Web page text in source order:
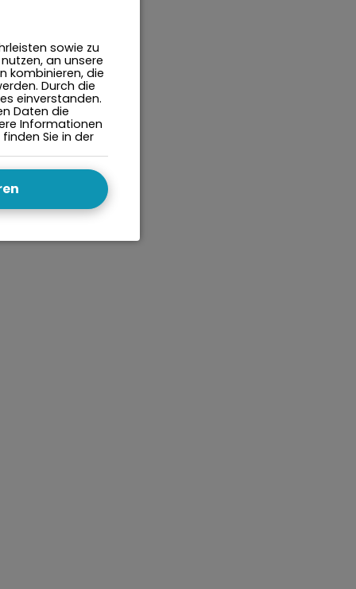
sowie zu
an unsere
kombinieren, die
Durch die
einverstanden.
Daten die
Informationen
Sie in der